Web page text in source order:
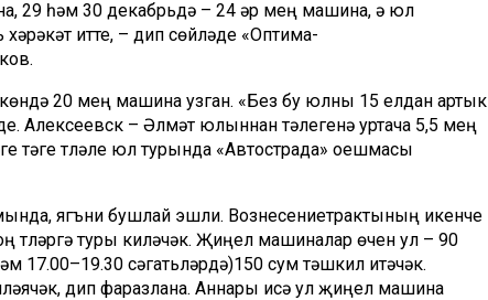
29 һәм 30 декабрьдә – 24 әр мең машина, ә юл
хәрәкәт итте, – дип сөйләде «Оптима-
.
20 мең машина узган. «Без бу юлны 15 елдан артык
Алексеевск – Әлмәт юлыннан тәүлегенә уртача 5,5 мең
түләүле юл турында «Автострада» оешмасы
ягъни бушлай эшли. Вознесениетрактының икенче
түләргә туры киләчәк. Җиңел машиналар өчен ул – 90
17.00–19.30 сәгатьләрдә)150 сум тәшкил итәчәк.
дип фаразлана. Аннары исә ул җиңел машина